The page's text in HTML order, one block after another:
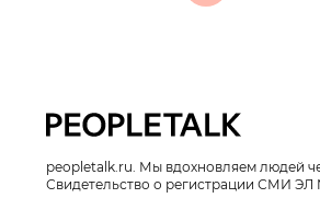
peopletalk.ru. Мы вдохновляем людей
Свидетельство о регистрации СМИ